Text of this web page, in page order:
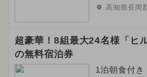
高知県長岡
超豪華！8組最大24名様「ヒ
の無料宿泊券
1泊朝食付き